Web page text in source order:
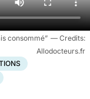
consommé”
Allodocteurs.fr